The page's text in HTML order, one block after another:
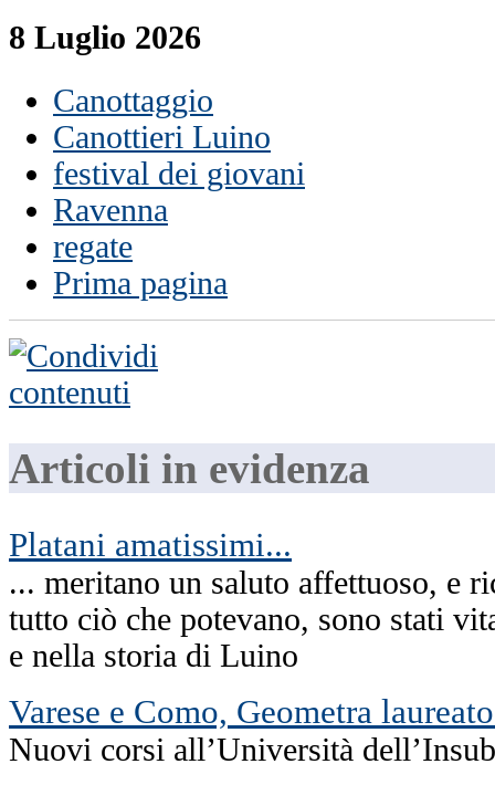
8 Luglio 2026
Canottaggio
Canottieri Luino
festival dei giovani
Ravenna
regate
Prima pagina
Articoli in evidenza
Platani amatissimi...
... meritano un saluto affettuoso, e
tutto ciò che potevano, sono stati
e nella storia di Luino
Varese e Como, Geometra
Nuovi corsi all’Università